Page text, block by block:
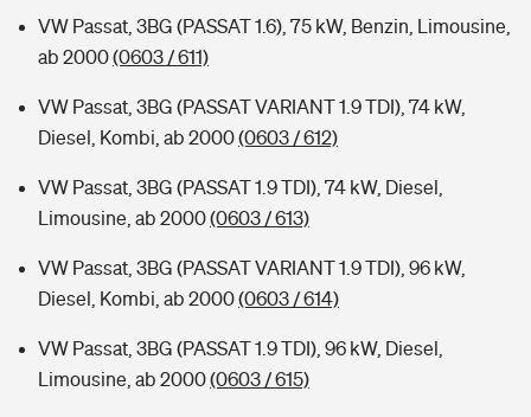
VW Passat, 3BG (PASSAT 1.6), 75 kW, Benzin, Limousine,
ab 2000(0603 / 611)
VW Passat, 3BG (PASSAT VARIANT 1.9 TDI), 74 kW,
Diesel, Kombi, ab 2000(0603 / 612)
VW Passat, 3BG (PASSAT 1.9 TDI), 74 kW, Diesel,
Limousine, ab 2000(0603 / 613)
VW Passat, 3BG (PASSAT VARIANT 1.9 TDI), 96 kW,
Diesel, Kombi, ab 2000(0603 / 614)
VW Passat, 3BG (PASSAT 1.9 TDI), 96 kW, Diesel,
Limousine, ab 2000(0603 / 615)